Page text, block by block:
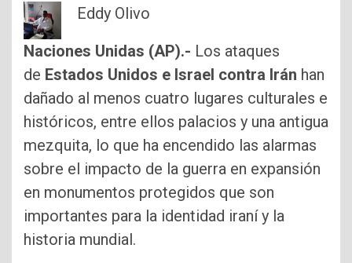
Eddy Olivo
Naciones Unidas (AP).- Los ataques
de Estados Unidos e Israel contra Irán han
dañado al menos cuatro lugares culturales e
históricos, entre ellos palacios y una antigua
mezquita, lo que ha encendido las alarmas
sobre el impacto de la guerra en expansión
en monumentos protegidos que son
importantes para la identidad iraní y la
historia mundial.